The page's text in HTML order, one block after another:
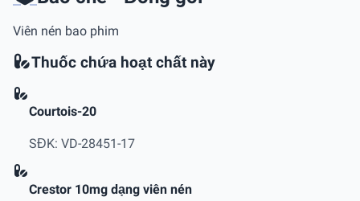
Viên nén bao phim
Thuốc chứa hoạt chất này
Courtois-20
SĐK: VD-28451-17
Crestor 10mg dạng viên nén